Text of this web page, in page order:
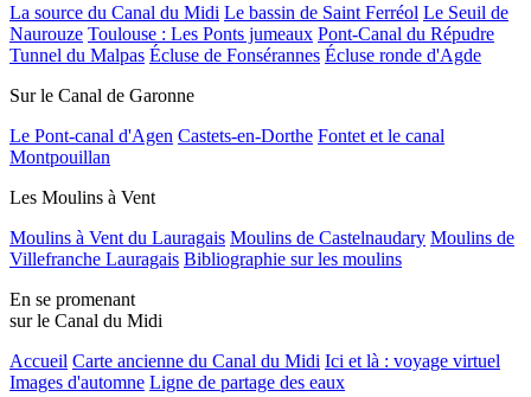
La source du Canal du Midi Le bassin de Saint Ferréol Le Seuil de
Naurouze Toulouse : Les Ponts jumeaux Pont-Canal du Répudre
Tunnel du Malpas Écluse de Fonsérannes Écluse ronde d'Agde
Sur le Canal de Garonne
Le Pont-canal d'Agen Castets-en-Dorthe Fontet et le canal
Montpouillan
Les Moulins à Vent
Moulins à Vent du Lauragais Moulins de Castelnaudary Moulins de
Villefranche Lauragais Bibliographie sur les moulins
En se promenant
sur le Canal du Midi
Accueil Carte ancienne du Canal du Midi Ici et là : voyage virtuel
Images d'automne Ligne de partage des eaux